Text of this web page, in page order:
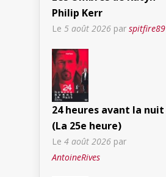
Philip Kerr
Le 5 août 2026 par spitfire89
24 heures avant la nuit
(La 25e heure)
Le 4 août 2026 par
AntoineRives